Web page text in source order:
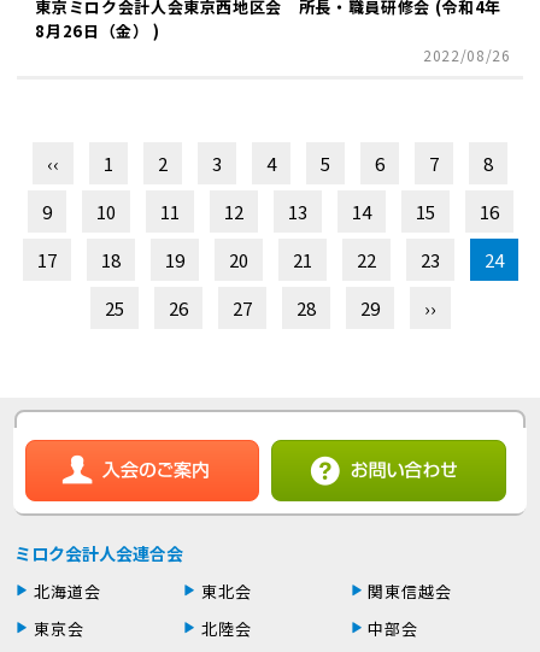
東京ミロク会計人会東京西地区会 所長・職員研修会 (令和4年
8月26日（金） )
2022/08/26
‹‹ 1 2 3 4 5 6 7
8
9
10 11 12 13 14 15
16
17
18 19 20 21 22 23
24
25
26 27 28 29 ››
ミロク会計人会連合会
北海道会 東北会
関東信越会
東京会
北陸会 中部会